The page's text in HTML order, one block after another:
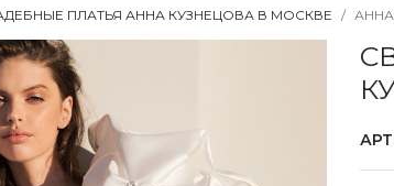
ПЛАТЬЯ АННА КУЗНЕЦОВА В МОСКВЕ